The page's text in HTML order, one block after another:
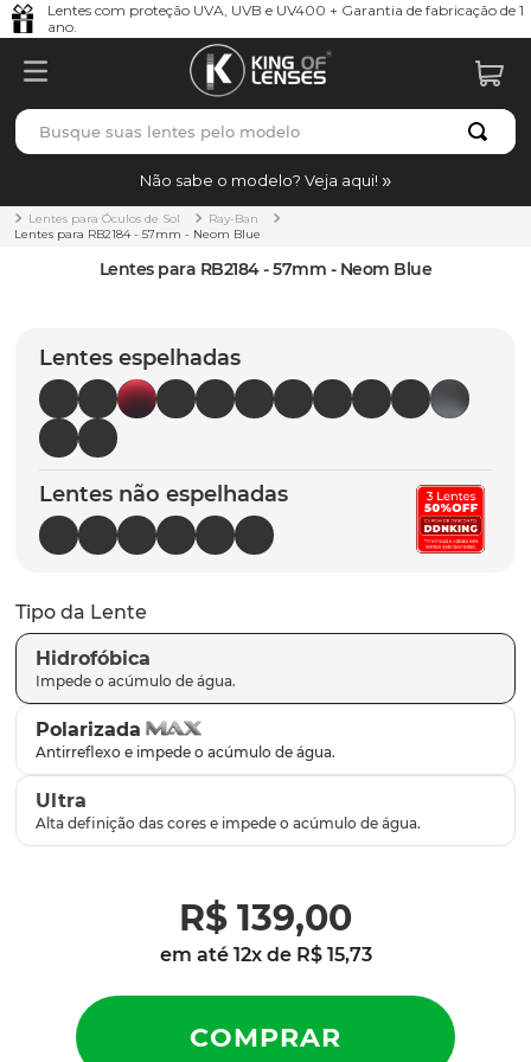
Lentes com proteção UVA, UVB e UV400 + Garantia de fabricação de 1
ano.
Busque suas lentes pelo modelo
Não sabe o modelo? Veja aqui!
Lentes para Óculos de Sol
Ray-Ban
Lentes para RB2184 - 57mm - Neom Blue
Lentes para RB2184 - 57mm - Neom Blue
Lentes espelhadas
Lentes não espelhadas
Tipo da Lente
Hidrofóbica
Polarizada
Ultra
R$ 139,00
em até 12x de R$ 15,73
TERMOS MAIS BUSCADOS
1º borrachas
holbrook
5º chaves
6º t-shock
7º gasket
8º parafusos
9º latch